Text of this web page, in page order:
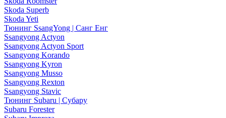
Skoda Superb
Skoda Yeti
Тюнинг SsangYong | Санг Енг
Ssangyong Actyon
Ssangyong Actyon Sport
Ssangyong Korando
Ssangyong Kyron
Ssangyong Musso
Ssangyong Rexton
Ssangyong Stavic
Тюнинг Subaru | Субару
Subaru Forester